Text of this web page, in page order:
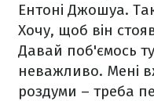
Ентоні Джошуа.
Хочу, щоб він
Давай поб'ємось
неважливо. Мені
роздуми – треба